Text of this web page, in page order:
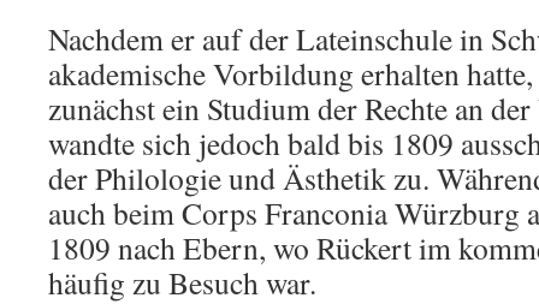
Nachdem er auf der Lateinschule in
akademische Vorbildung erhalten
zunächst ein Studium der Rechte an
wandte sich jedoch bald bis 1809
der Philologie und Ästhetik zu.
auch beim Corps Franconia Würzburg
1809 nach Ebern, wo Rückert im
häufig zu Besuch war.